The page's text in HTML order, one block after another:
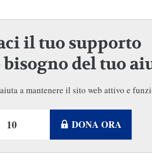
il tuo supporto
del tuo
a mantenere il sito web attivo e
DONA ORA